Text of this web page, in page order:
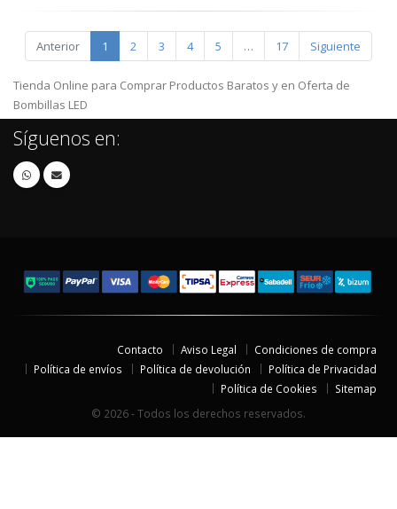
Anterior 1 2 3 4 5 … 17 Siguiente
Tienda Online para Comprar Productos Baratos y en Oferta de
Bombillas LED
Síguenos en:
Contacto Aviso Legal
Condiciones de compra
Política de envíos
Política de devolución
Política de Privacidad
Política de Cookies
Sitemap
© 2026 - Todos los derechos reservados.